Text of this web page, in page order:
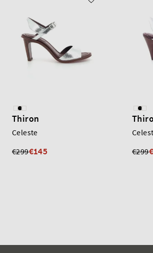
Thiron
Celeste
€299€145
€299